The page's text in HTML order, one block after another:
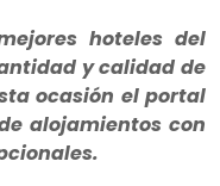
hoteles del
y calidad de
ocasión el portal
alojamientos con